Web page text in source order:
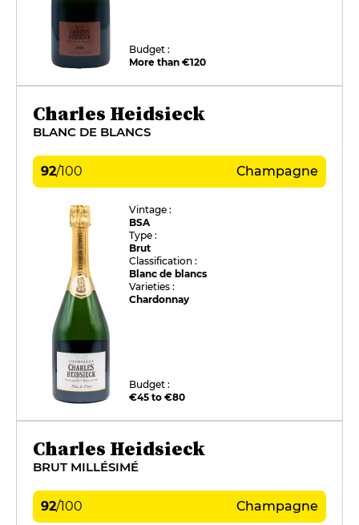
Budget :
More than €120
Charles Heidsieck
BLANC DE BLANCS
92/100 Champagne
Vintage :
BSA
Type :
Brut
Classification :
Blanc de blancs
Varieties :
Chardonnay
Budget :
€45 to €80
Charles Heidsieck
BRUT MILLÉSIMÉ
92/100 Champagne